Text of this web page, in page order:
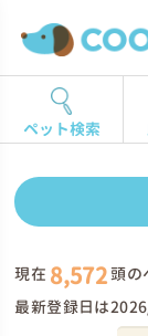
ペット検索
現在 8,572頭の
最新登録日は